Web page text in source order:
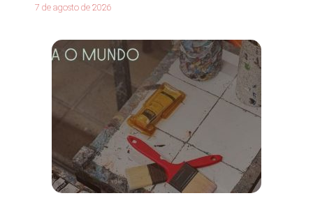
7 de agosto de 2026